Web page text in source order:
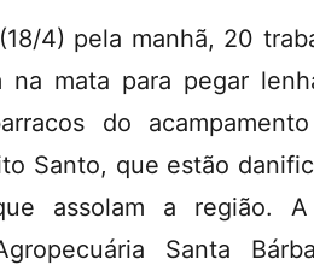
4) pela manhã, 20
na mata para pegar
do
Santo, que estão
assolam a região.
Santa